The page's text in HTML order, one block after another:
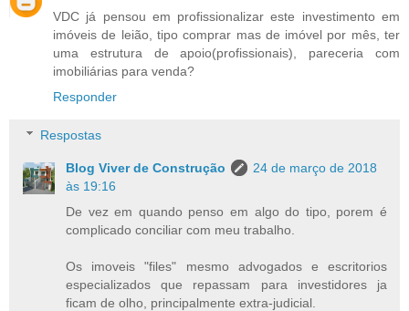
VDC já pensou em profissionalizar este investimento em
imóveis de leião, tipo comprar mas de imóvel por mês, ter
uma estrutura de apoio(profissionais), pareceria com
imobiliárias para venda?
Responder
Respostas
Blog Viver de Construção
24 de março de 2018
às 19:16
De vez em quando penso em algo do tipo, porem é
complicado conciliar com meu trabalho.
Os imoveis "files" mesmo advogados e escritorios
especializados que repassam para investidores ja
ficam de olho, principalmente extra-judicial.